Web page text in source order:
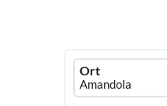
Ferienhausmiete
logo
Ort